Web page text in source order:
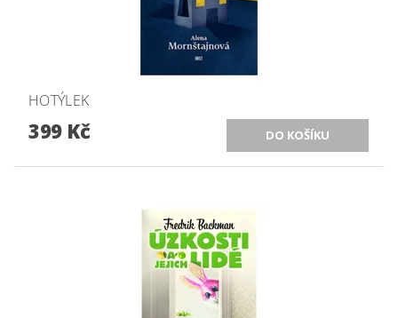
HOTÝLEK
399 Kč